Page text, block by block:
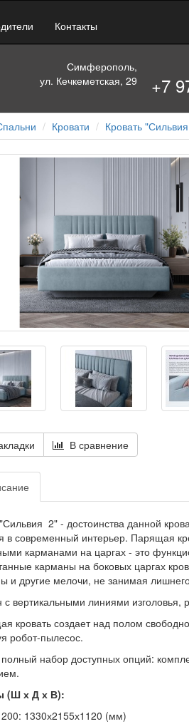
Контакты
Симферополь,
ул. Кечкеметская, 29
+7
Кровати Кровать
В сравнение
2" - достоинства данной
в современный интерьер. Парящая
карманами на царгах - это
карманы на боковых царгах
и другие мелочи, не занимая
с вертикальными линиями изголовья,
кровать создает над полом
робот-пылесос.
набор доступных опций:
(Ш х Д х В):
1330х2155х1120 (мм)